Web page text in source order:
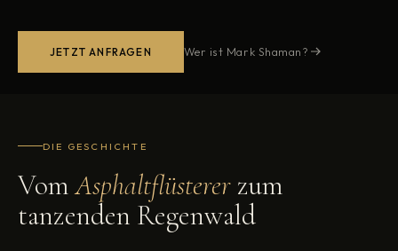
JETZT ANFRAGEN Wer ist Mark Shaman?
DIE GESCHICHTE
VomAsphalt­flüsterer zum
tanzenden Regenwald